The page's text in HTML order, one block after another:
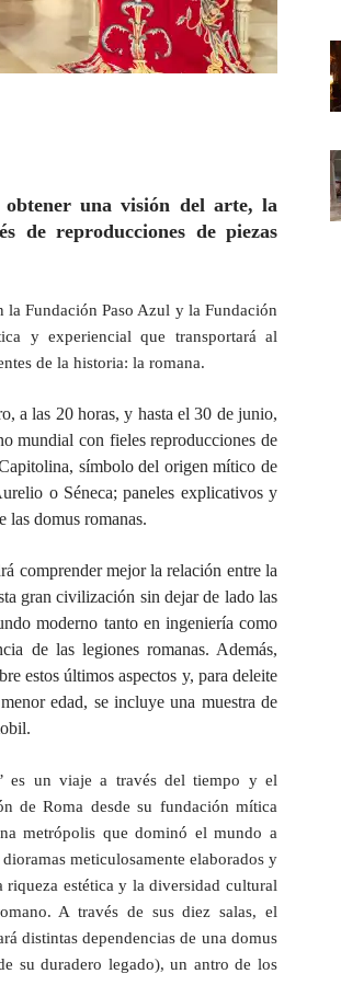
una visión del arte, la
de reproducciones de piezas
la Fundación Paso Azul y la Fundación
y experiencial que transportará al
de la historia: la romana.
a las 20 horas, y hasta el 30 de junio,
mundial con fieles reproducciones de
símbolo del origen mítico de
o Séneca; paneles explicativos y
las domus romanas.
comprender mejor la relación entre la
gran civilización sin dejar de lado las
moderno tanto en ingeniería como
de las legiones romanas. Además,
estos últimos aspectos y, para deleite
edad, se incluye una muestra de
es un viaje a través del tiempo y el
de Roma desde su fundación mítica
metrópolis que dominó el mundo a
meticulosamente elaborados y
estética y la diversidad cultural
A través de sus diez salas, el
distintas dependencias de una domus
su duradero legado), un antro de los